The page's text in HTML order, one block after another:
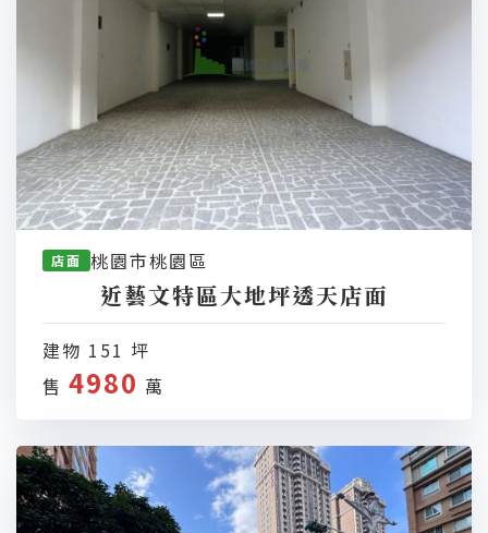
店面 桃園市桃園區
近藝文特區大地坪透天店面
建物 151 坪
售 4980 萬